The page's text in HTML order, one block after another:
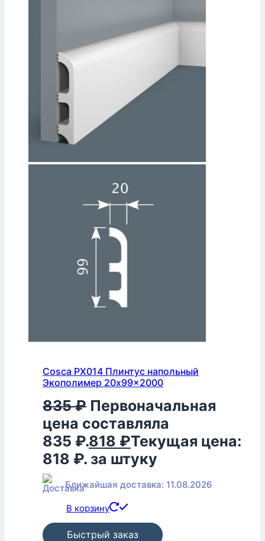
Cosca PX014 Плинтус напольный
Экополимер 20x99x2000
835₽ Первоначальная
цена составляла
835 ₽.818 ₽Текущая цена:
818 ₽. за штуку
Ближайшая доставка: 11.08.2026
В корзину
Быстрый заказ